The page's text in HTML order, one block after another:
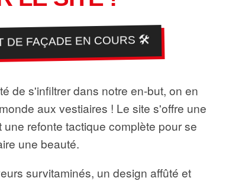
DE FAÇADE EN COURS 🛠️
de s'infiltrer dans notre en-but, on en
aux vestiaires ! Le site s'offre une
une refonte tactique complète pour se
une beauté.
survitaminés, un design affûté et